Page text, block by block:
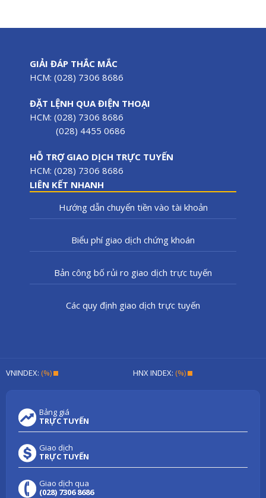
GIẢI ĐÁP THẮC MẮC
HCM: (028) 7306 8686
ĐẶT LỆNH QUA ĐIỆN THOẠI
HCM: (028) 7306 8686
(028) 4455 0686
HỖ TRỢ GIAO DỊCH TRỰC TUYẾN
HCM: (028) 7306 8686
LIÊN KẾT NHANH
Hướng dẫn chuyển tiền vào tài khoản
Biểu phí giao dịch chứng khoán
Bản công bố rủi ro giao dịch trực tuyến
Các quy định giao dịch trực tuyến
VNINDEX: (%) HNX INDEX: (%)
Bảng giá
TRỰC TUYẾN
Giao dịch
TRỰC TUYẾN
Giao dịch qua
(028) 7306 8686